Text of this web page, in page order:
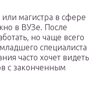
магистра в сфере
в ВУЗе. После
но чаще всего
специалиста
часто хочет видеть
с законченным